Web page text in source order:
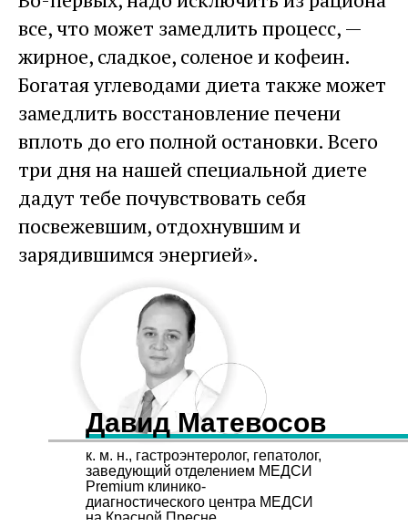
все, что может замедлить процесс, —
жирное, сладкое, соленое и кофеин.
Богатая углеводами диета также может
замедлить восстановление печени
вплоть до его полной остановки. Всего
три дня на нашей специальной диете
дадут тебе почувствовать себя
посвежевшим, отдохнувшим и
зарядившимся энергией».
Давид Матевосов
к. м. н., гастроэнтеролог, гепатолог,
заведующий отделением МЕДСИ
Premium клинико-
диагностического центра МЕДСИ
на Красной Пресне